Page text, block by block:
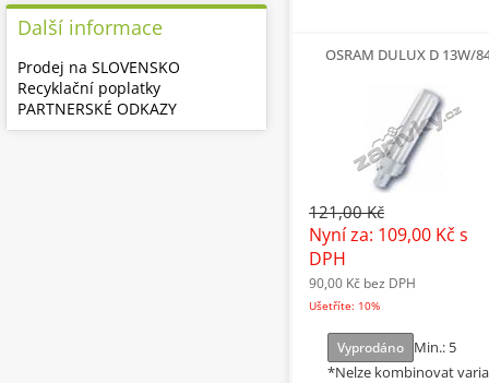
OSRAM DULUX D 13W/
121,00 Kč
Nyní za: 109,00 Kč s
DPH
90,00 Kč bez DPH
Ušetříte: 10%
Vyprodáno
Min.: 5
*Nelze kombinovat
Další informace
Prodej na SLOVENSKO
Recyklační poplatky
PARTNERSKÉ ODKAZY